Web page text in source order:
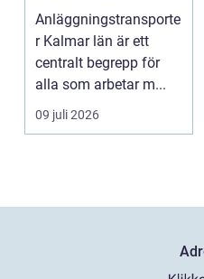
byggprojekt
Anläggningstransporte
r Kalmar län är ett
centralt begrepp för
alla som arbetar m...
09 juli 2026